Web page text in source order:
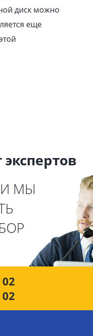
диск можно
еще
МЫ